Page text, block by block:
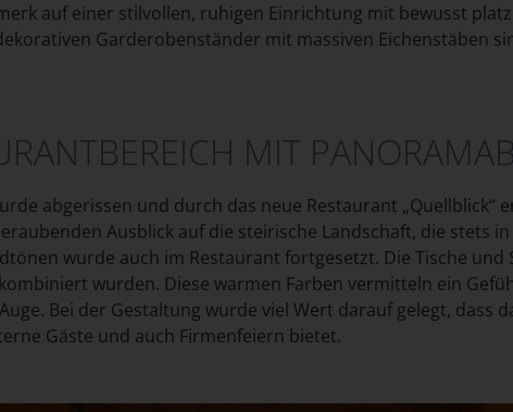
auf einer stilvollen, ruhigen Einrichtung mit bewusst
Garderobenständer mit massiven Eichenstäben
MIT
abgerissen und durch das neue Restaurant „Quellblick“
Ausblick auf die steirische Landschaft, die stets
wurde auch im Restaurant fortgesetzt. Die Tische
wurden. Diese warmen Farben vermitteln ein
Bei der Gestaltung wurde viel Wert darauf gelegt, dass
Gäste und auch Firmenfeiern bietet.